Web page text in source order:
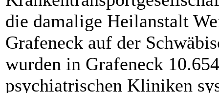
die damalige Heilanstalt
Grafeneck auf der
wurden in Grafeneck
psychiatrischen Kliniken